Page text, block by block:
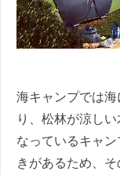
海キャンプでは
り、松林が涼し
なっているキャン
きがあるため、